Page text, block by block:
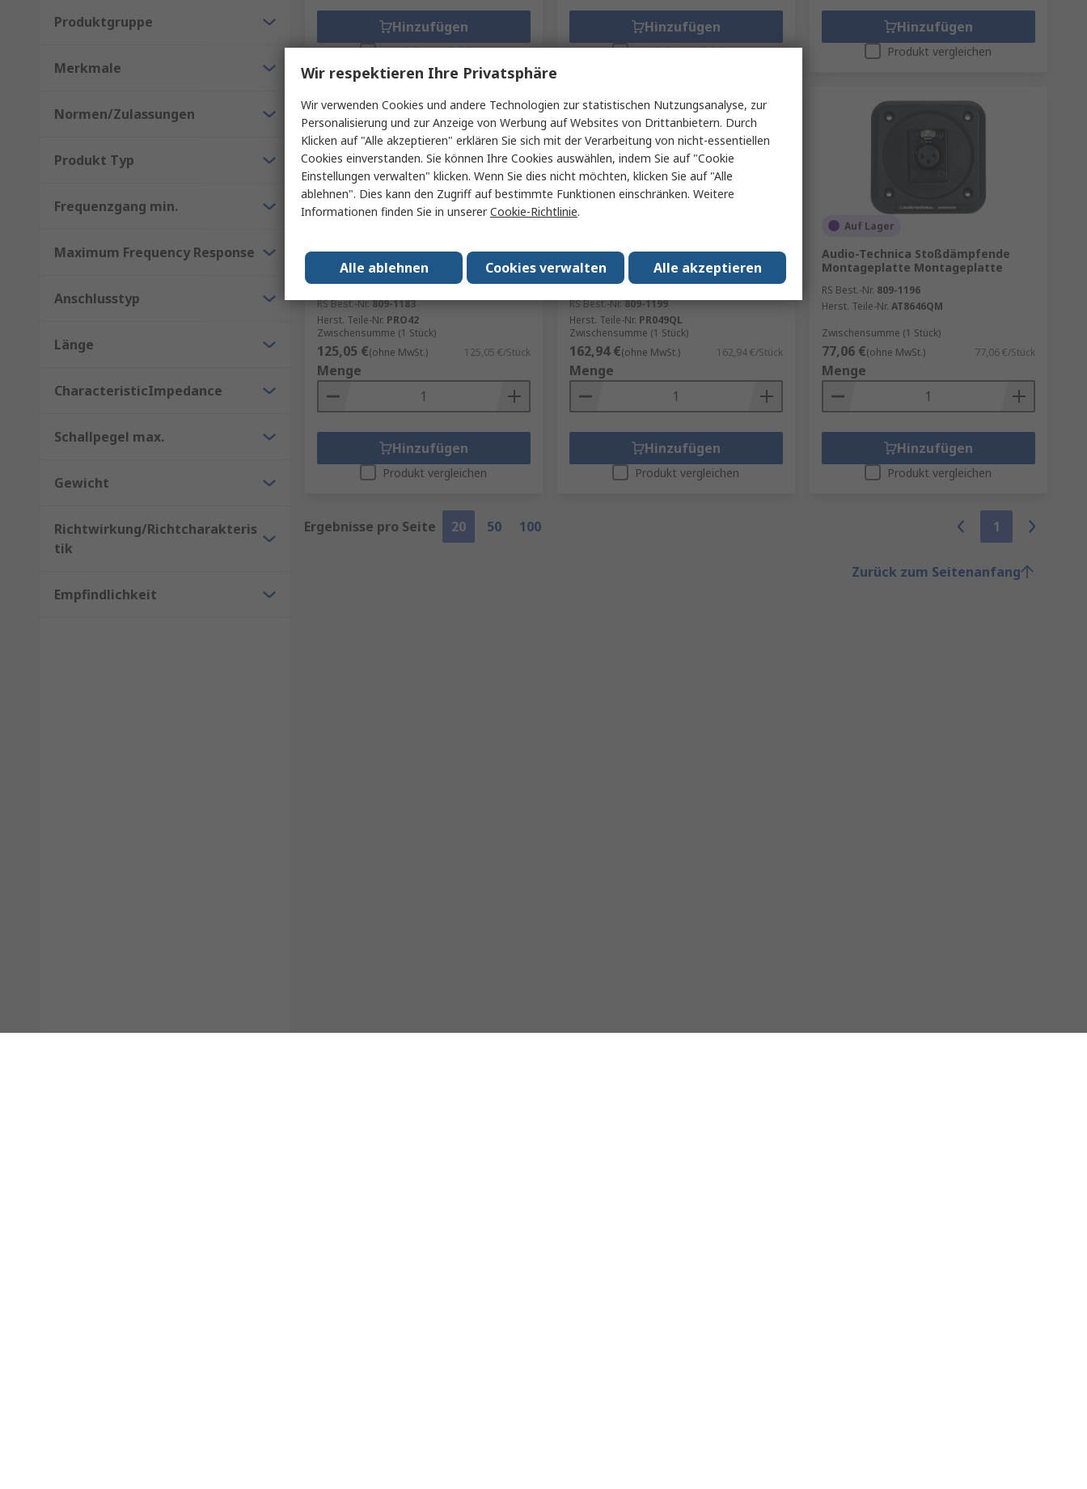
Produktgruppe
Merkmale
Normen/Zulassungen
Produkt Typ
Frequenzgang min.
Maximum Frequency Response
Anschlusstyp
Länge
CharacteristicImpedance
Schallpegel max.
Gewicht
Richtwirkung/Richtcharakteris
tik
Empfindlichkeit
Hinzufügen
Produkt vergleichen
Hinzufügen
Produkt vergleichen
Hinzufügen
Produkt vergleichen
Audio-Technica Mikrofon
Kondensator 14 kHz Unidirektional
100 Ω 134 dB
RS Best.-Nr.809-1183
Herst. Teile-Nr. PRO42
Zwischensumme (1 Stück)
125,05 €(ohne MwSt.) 125,05 €/Stück
Menge
Hinzufügen
Produkt vergleichen
Audio-Technica Mikrofon
Schwanenhals 16 kHz Unidirektional
100 Ω 134 dB
RS Best.-Nr.809-1199
Herst. Teile-Nr. PR049QL
Zwischensumme (1 Stück)
162,94 €(ohne MwSt.) 162,94 €/Stück
Menge
Hinzufügen
Produkt vergleichen
Auf Lager
Audio-Technica Stoßdämpfende
Montageplatte Montageplatte
RS Best.-Nr. 809-1196
Herst. Teile-Nr. AT8646QM
Zwischensumme (1 Stück)
77,06 €(ohne MwSt.) 77,06 €/Stück
Menge
Hinzufügen
Produkt vergleichen
1
Ergebnisse pro Seite 20 50 100
Zurück zum Seitenanfang
Wir respektieren Ihre Privatsphäre
Wir verwenden Cookies und andere Technologien zur statistischen Nutzungsanalyse, zur
Personalisierung und zur Anzeige von Werbung auf Websites von Drittanbietern. Durch
Klicken auf "Alle akzeptieren" erklären Sie sich mit der Verarbeitung von nicht-essentiellen
Cookies einverstanden. Sie können Ihre Cookies auswählen, indem Sie auf "Cookie
Einstellungen verwalten" klicken. Wenn Sie dies nicht möchten, klicken Sie auf "Alle
ablehnen". Dies kann den Zugriff auf bestimmte Funktionen einschränken. Weitere
Informationen finden Sie in unsererCookie-Richtlinie.
Alle akzeptieren
Cookies verwalten
Alle ablehnen